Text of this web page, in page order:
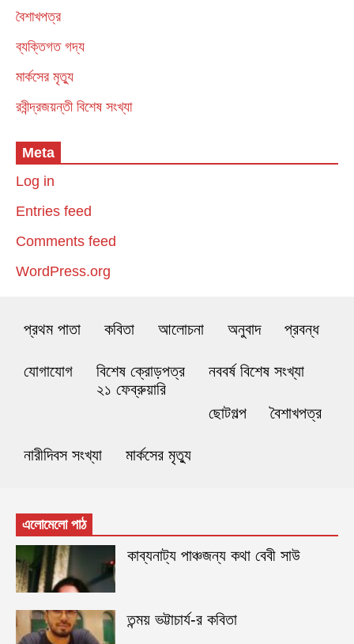
বৈশাখপত্র
ব্যক্তিগত গদ্য
মার্কসের মৃত্যু
রবীন্দ্রজয়ন্তী বিশেষ সংখ্যা
Meta
Log in
Entries feed
Comments feed
WordPress.org
প্রথম পাতা কবিতা আলোচনা অনুবাদ প্রবন্ধ
যোগাযোগ
বিশেষ ক্রোড়পত্র
২১ ফেব্রুয়ারি
নববর্ষ বিশেষ সংখ্যা
ছোটগল্প বৈশাখপত্র
নারীদিবস সংখ্যা মার্কসের মৃত্যু
এলোমেলো পাঠ
কাব্যনাট্য পাঞ্চজন্য কথা বেবী সাউ
তন্ময় ভট্টাচার্য-র কবিতা